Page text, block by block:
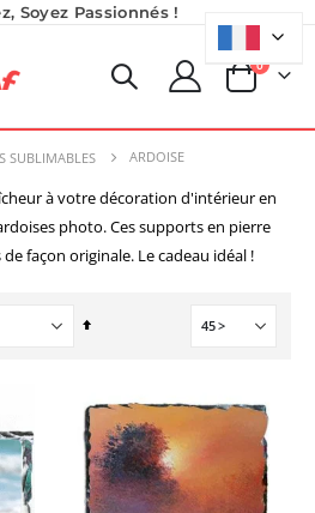
Soyez Passionnés !
Panier
0produits
SUBLIMABLES ARDOISE
à votre décoration d'intérieur en
photo. Ces supports en pierre
façon originale. Le cadeau idéal !
Par
Imprimante Versiflex Objet et Textile : Kit Versiflex SG1000
40,83 €
Imprimante UV LED SureColor SC-V1000 EPSON - Garantie 3 ans
Rating:
0%